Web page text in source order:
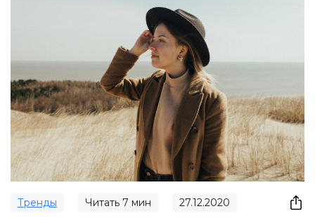
Тренды Читать 7 мин 27.12.2020